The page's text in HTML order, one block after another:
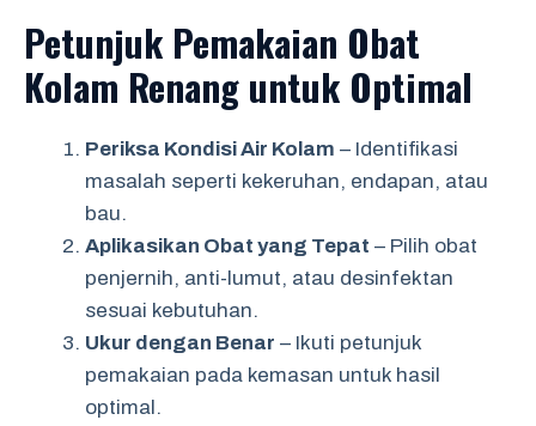
Petunjuk Pemakaian Obat
Kolam Renang untuk Optimal
Periksa Kondisi Air Kolam – Identifikasi
masalah seperti kekeruhan, endapan, atau
bau.
Aplikasikan Obat yang Tepat – Pilih obat
penjernih, anti-lumut, atau desinfektan
sesuai kebutuhan.
Ukur dengan Benar – Ikuti petunjuk
pemakaian pada kemasan untuk hasil
optimal.